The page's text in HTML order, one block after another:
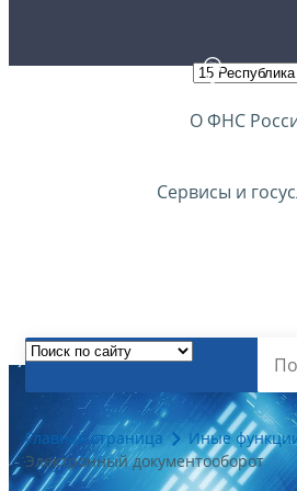
О ФНС
Сервисы и
Главная страница
Иные
Электронный документооборот